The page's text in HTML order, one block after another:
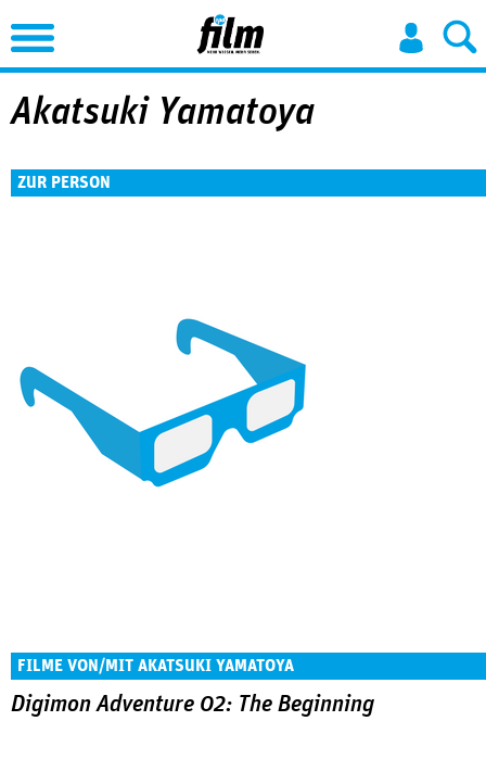
Jump to Navigation
Akatsuki Yamatoya
ZUR PERSON
FILME VON/MIT AKATSUKI YAMATOYA
Digimon Adventure 02: The Beginning